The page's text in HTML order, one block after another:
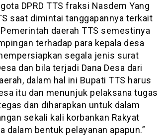
DPRD TTS fraksi Nasdem Yang
saat dimintai tanggapannya terkait
daerah TTS semestinya
terhadap para kepala desa
segala jenis surat
dan bila terjadi Dana Desa dari
dalam hal ini Bupati TTS harus
itu dan menunjuk pelaksana tugas
dan diharapkan untuk dalam
sekali kali korbankan Rakyat
dalam bentuk pelayanan apapun.”